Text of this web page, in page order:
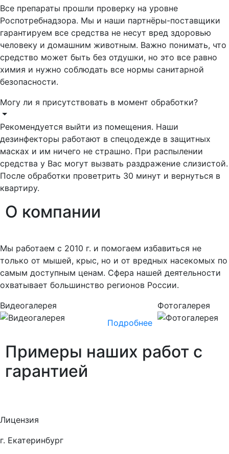
Все препараты прошли проверку на уровне
Роспотребнадзора. Мы и наши партнёры-поставщики
гарантируем все средства не несут вред здоровью
человеку и домашним животным. Важно понимать, что
средство может быть без отдушки, но это все равно
химия и нужно соблюдать все нормы санитарной
безопасности.
Могу ли я присутствовать в момент обработки?
Рекомендуется выйти из помещения. Наши
дезинфекторы работают в спецодежде в защитных
масках и им ничего не страшно. При распылении
средства у Вас могут вызвать раздражение слизистой.
После обработки проветрить 30 минут и вернуться в
квартиру.
О компании
Мы работаем с 2010 г. и помогаем избавиться не
только от мышей, крыс, но и от вредных насекомых по
самым доступным ценам. Сфера нашей деятельности
охватывает большинство регионов России.
Видеогалерея
Подробнее
Фотогалерея
Примеры наших работ с
гарантией
Лицензия
г. Екатеринбург